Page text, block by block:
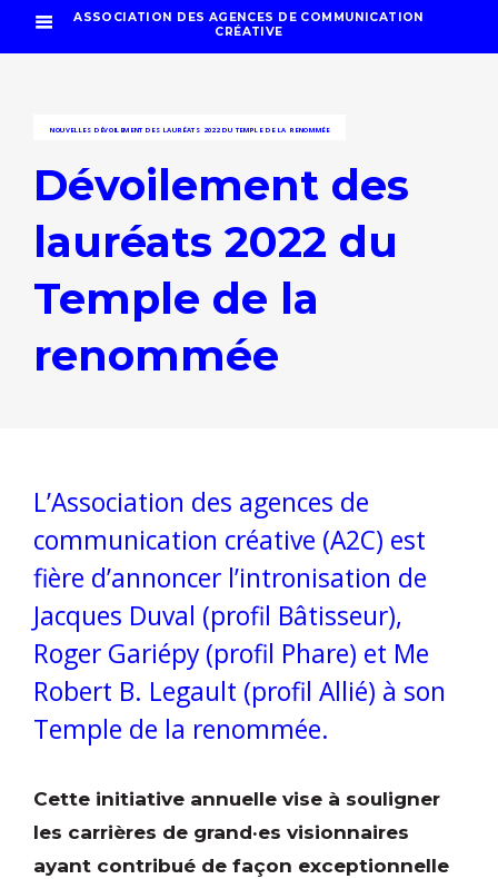
ASSOCIATION DES AGENCES DE COMMUNICATION
CRÉATIVE
NOUVELLES DÉVOILEMENT DES LAURÉATS 2022 DU TEMPLE DE LA RENOMMÉE
Dévoilement des
lauréats 2022 du
Temple de la
renommée
L’Association des agences de
communication créative (A2C) est
fière d’annoncer l’intronisation de
Jacques Duval (profil Bâtisseur),
Roger Gariépy (profil Phare) et Me
Robert B. Legault (profil Allié) à son
Temple de la renommée.
Cette initiative annuelle vise à souligner
les carrières de grand·es visionnaires
ayant contribué de façon exceptionnelle